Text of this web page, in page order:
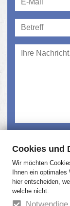
Cookies und
Wir möchten
Ihnen ein
hier entscheiden,
welche nicht.
akzeptiert.